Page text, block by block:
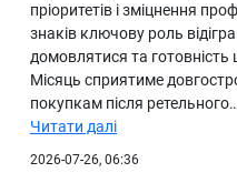
пріоритетів і зміцнення
знаків ключову роль
домовлятися та
Місяць сприятиме
покупкам після
Читати далі
2026-07-26, 06:36